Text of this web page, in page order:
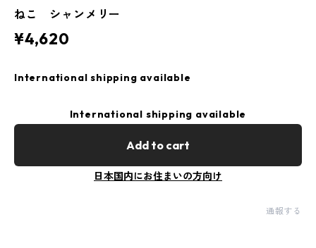
ねこ シャンメリー
¥4,620
International shipping available
International shipping available
Add to cart
日本国内にお住まいの方向け
通報する